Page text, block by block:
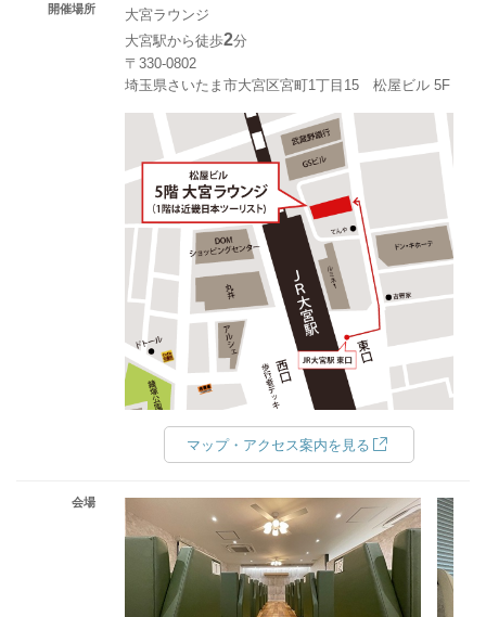
開催場所
大宮ラウンジ
大宮駅から徒歩2分
〒330-0802
埼玉県さいたま市大宮区宮町1丁目15 松屋ビル 5F
マップ・アクセス案内を見る
会場